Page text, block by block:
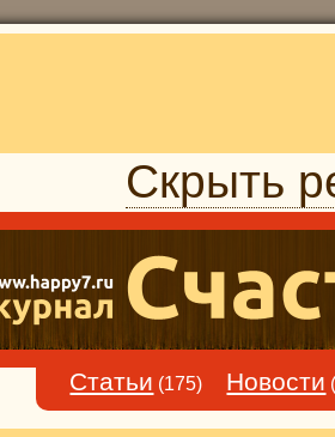
Скрыть
Статьи (175) Новости